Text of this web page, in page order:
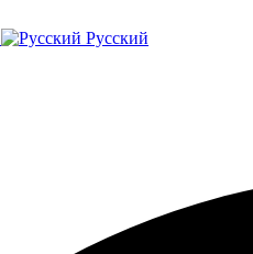
Русский